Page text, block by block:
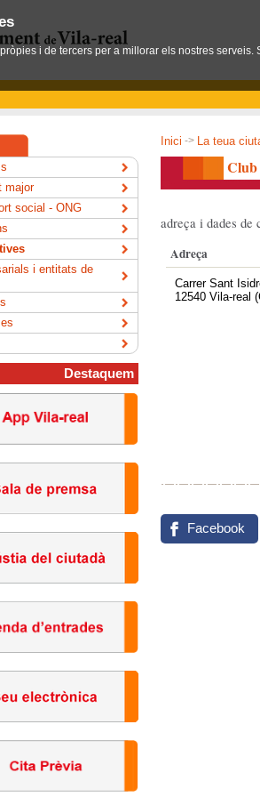
Inici -> La teua
Club
adreça i dades de
Adreça
Carrer Sant
12540 Vila-real
Facebook
major
social - ONG
i entitats de
Destaquem
i de tercers per a millorar els nostres serveis.